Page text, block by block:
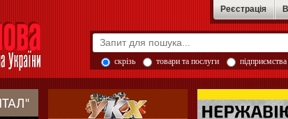
Реєстрація
скрізь товари та послуги підприємства